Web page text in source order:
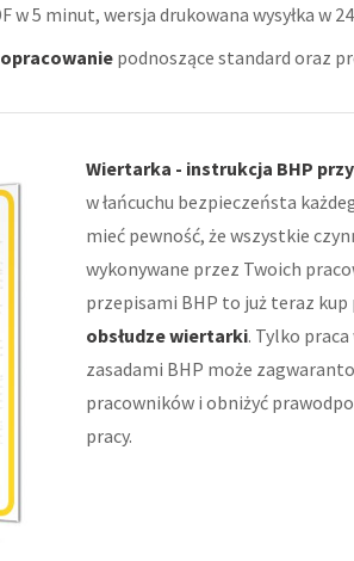
w 5 minut, wersja drukowana wysyłka w
podnoszące standard oraz
Wiertarka - instrukcja BHP
w łańcuchu bezpieczeństa
mieć pewność, że wszystkie
wykonywane przez Twoich
przepisami BHP to już teraz
obsłudze wiertarki. Tylko
zasadami BHP może
pracowników i obniżyć
pracy.